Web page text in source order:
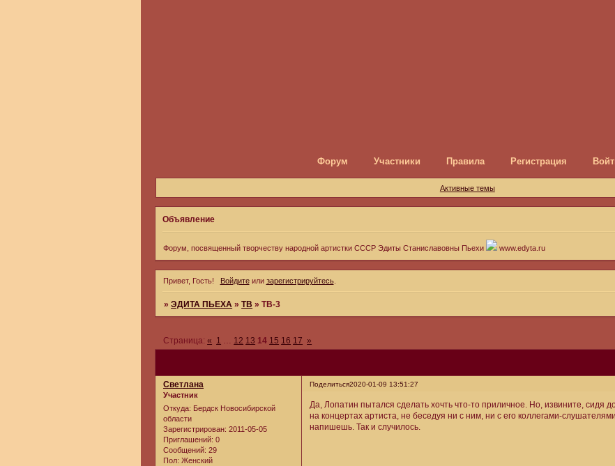
Форум Участники Правила Регистрация
Активные темы
Объявление
Форум, посвященный творчеству народной артистки СССР Эдиты Станиславовны Пьехи www.edyta.ru
Привет, Гость! Войдитеили зарегистрируйтесь.
»ЭДИТА ПЬЕХА »ТВ »ТВ-3
Страница:« 1 12 13 14 15 16 17 »
Поделиться2020-01-09 13:51:27
Cветлана
Участник
Откуда: Бердск Новосибирской
области
Зарегистрирован: 2011-05-05
Приглашений: 0
Сообщений: 29
Пол: Женский
Да, Лопатин пытался сделать хочть что-то приличное. Но, извините, сидя
на концертах артиста, не беседуя ни с ним, ни с его коллегами-
напишешь. Так и случилось.